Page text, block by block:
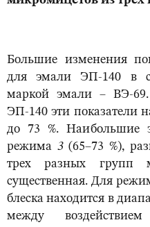
Большие изменения
для эмали ЭП-140 в
маркой эмали – ВЭ-
ЭП-140 эти показатели
до 73 %. Наибольшие
режима 3(65–73 %),
трех разных групп
существенная. Для
блеска находится в
между